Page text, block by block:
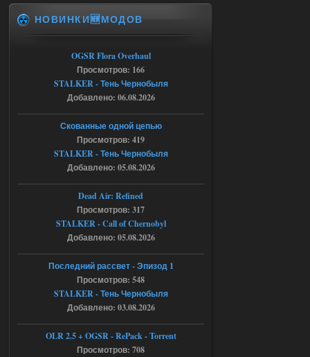
Спавнер + Правки + Античит - Dead
City Final
Michman1970
Что то не работает спавнер,
все устанавливал по
мануалу......
Ответить ➤
Игра для сталкера 21-очко
ruslanpyrusov
как изменить макс сумму
ставки в файлах чтобы
ставить больше 1 к
Ответить ➤
Тайна Зоны - Remaster 2026
Stalker-Mods-Clan-su
Ответить ➤
НОВИНКИ🆕МОДОВ
OGSR Flora Overhaul
Просмотров: 166
STALKER - Тень Чернобыля
Добавлено: 06.08.2026
Скованные одной цепью
Просмотров: 419
STALKER - Тень Чернобыля
Добавлено: 05.08.2026
Dead Air: Refined
Просмотров: 317
STALKER - Call of Chernobyl
Добавлено: 05.08.2026
Последний рассвет - Эпизод 1
Просмотров: 548
STALKER - Тень Чернобыля
Добавлено: 03.08.2026
OLR 2.5 + OGSR - RePack - Torrent
Просмотров: 708